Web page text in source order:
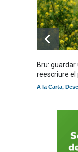
Bru: guardar
reescriure el
A la Carta,